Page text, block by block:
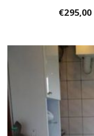
€295,00